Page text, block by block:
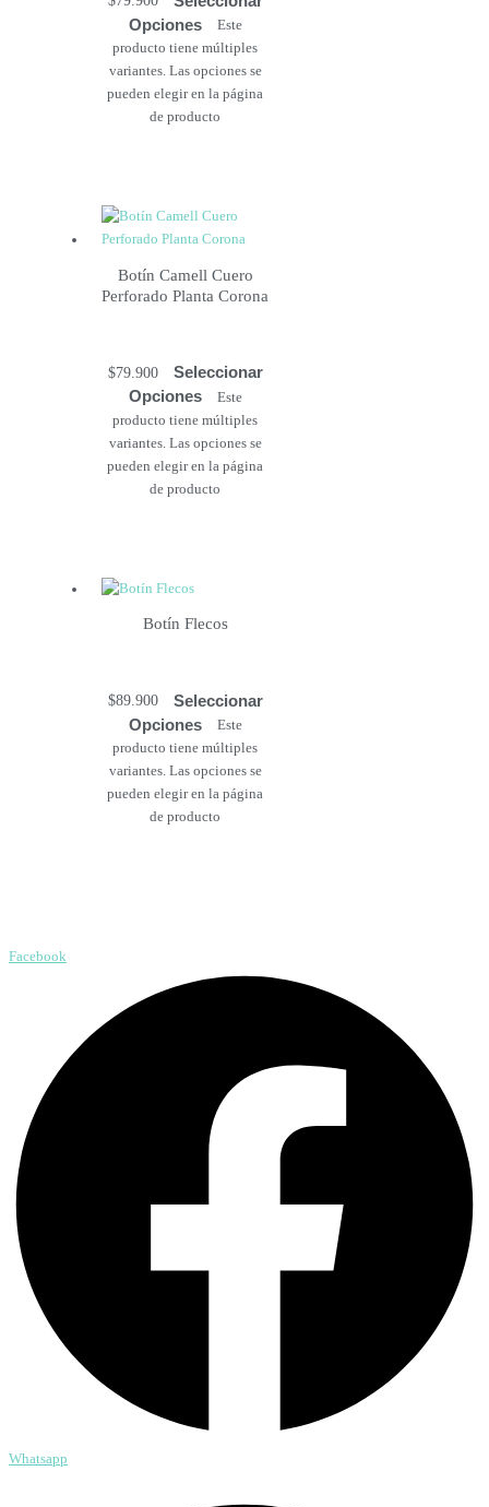
Opciones
Este
producto tiene múltiples
variantes. Las opciones se
pueden elegir en la página
de producto
Botín Camell Cuero
Perforado Planta Corona
$79.900
Seleccionar
Opciones
Este
producto tiene múltiples
variantes. Las opciones se
pueden elegir en la página
de producto
Botín Flecos
$89.900
Seleccionar
Opciones
Este
producto tiene múltiples
variantes. Las opciones se
pueden elegir en la página
de producto
Facebook
Whatsapp